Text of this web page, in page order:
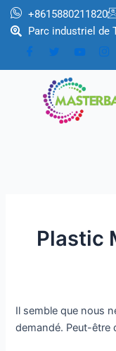
Aller
+8615880211820
Parc industriel de
Plastic
Il semble que nous
demandé. Peut-être
Rechercher :